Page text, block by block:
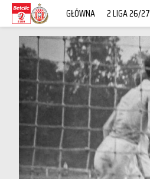
GŁÓWNA 2 LIGA 26/27